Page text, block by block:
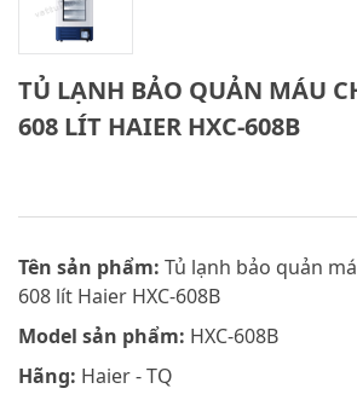
TỦ LẠNH BẢO QUẢN MÁU
608 LÍT HAIER HXC-608B
Tên sản phẩm: Tủ lạnh bảo quản
608 lít Haier HXC-608B
Model sản phẩm: HXC-608B
Hãng: Haier - TQ